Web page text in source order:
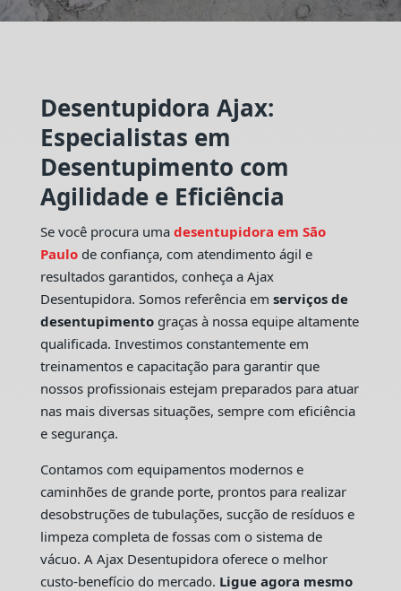
Desentupidora Ajax:
Especialistas em
Desentupimento com
Agilidade e Eficiência
Se você procura uma desentupidora em São
Paulo de confiança, com atendimento ágil e
resultados garantidos, conheça a Ajax
Desentupidora. Somos referência em serviços de
desentupimentograças à nossa equipe altamente
qualificada. Investimos constantemente em
treinamentos e capacitação para garantir que
nossos profissionais estejam preparados para atuar
nas mais diversas situações, sempre com eficiência
e segurança.
Contamos com equipamentos modernos e
caminhões de grande porte, prontos para realizar
desobstruções de tubulações, sucção de resíduos e
limpeza completa de fossas com o sistema de
vácuo. A Ajax Desentupidora oferece o melhor
custo-benefício do mercado. Ligue agora mesmo